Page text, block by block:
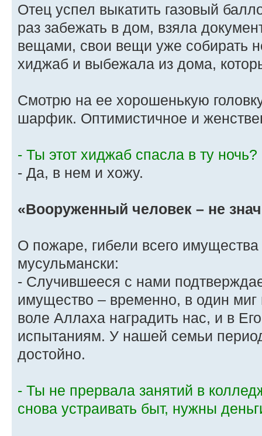
Отец успел выкатить газовый
раз забежать в дом, взяла
вещами, свои вещи уже собирать
хиджаб и выбежала из дома,
Смотрю на ее хорошенькую
шарфик. Оптимистичное и
- Ты этот хиджаб спасла в ту ночь?
- Да, в нем и хожу.
«Вооруженный человек – не
О пожаре, гибели всего
мусульмански:
- Случившееся с нами
имущество – временно, в один
воле Аллаха наградить нас, и в
испытаниям. У нашей семьи
достойно.
- Ты не прервала занятий в
снова устраивать быт, нужны